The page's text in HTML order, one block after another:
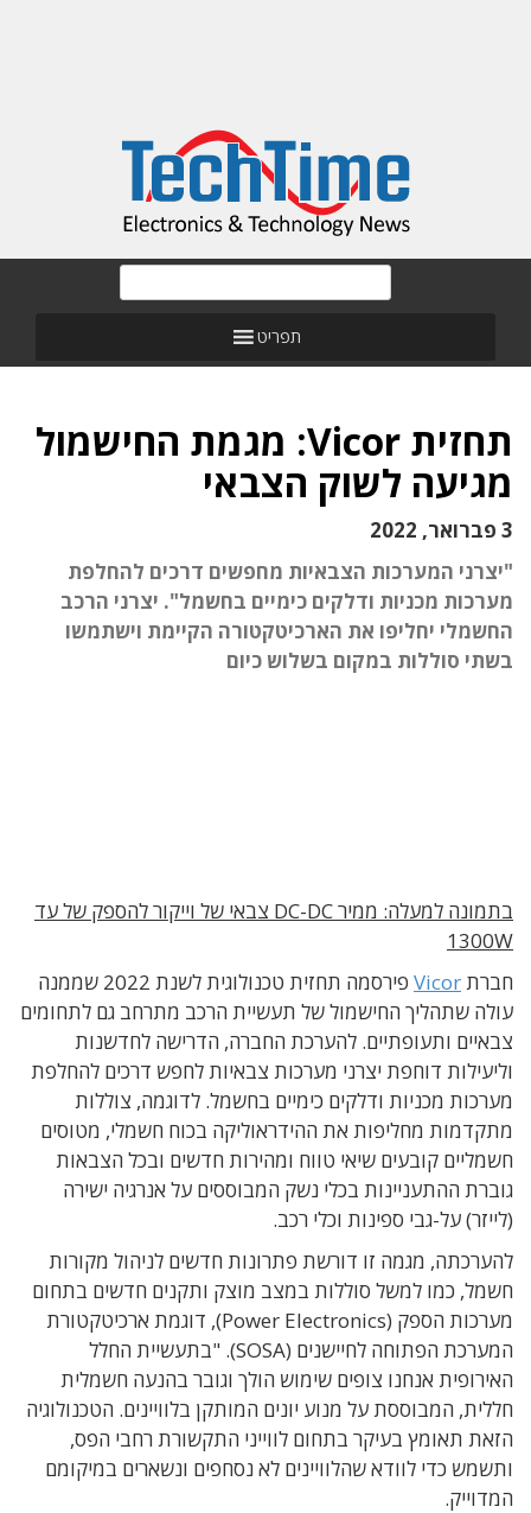
תפריט
תחזית Vicor: מגמת החישמול
מגיעה לשוק הצבאי
3 פברואר, 2022
"יצרני המערכות הצבאיות מחפשים דרכים להחלפת
מערכות מכניות ודלקים כימיים בחשמל". יצרני הרכב
החשמלי יחליפו את הארכיטקטורה הקיימת וישתמשו
בשתי סוללות במקום בשלוש כיום
בתמונה למעלה: ממיר DC-DC צבאי של וייקור להספק של עד
1300W
חברת Vicor
פירסמה תחזית טכנולוגית לשנת 2022 שממנה
עולה שתהליך החישמול של תעשיית הרכב מתרחב גם לתחומים
צבאיים ותעופתיים. להערכת החברה, הדרישה לחדשנות
וליעילות דוחפת יצרני מערכות צבאיות לחפש דרכים להחלפת
מערכות מכניות ודלקים כימיים בחשמל. לדוגמה, צוללות
מתקדמות מחליפות את ההידראוליקה בכוח חשמלי, מטוסים
חשמליים קובעים שיאי טווח ומהירות חדשים ובכל הצבאות
גוברת ההתעניינות בכלי נשק המבוססים על אנרגיה ישירה
(לייזר) על-גבי ספינות וכלי רכב.
להערכתה, מגמה זו דורשת פתרונות חדשים לניהול מקורות
חשמל, כמו למשל סוללות במצב מוצק ותקנים חדשים בתחום
מערכות הספק (Power Electronics), דוגמת ארכיטקטורת
המערכת הפתוחה לחיישנים (SOSA). "בתעשיית החלל
האירופית אנחנו צופים שימוש הולך וגובר בהנעה חשמלית
חללית, המבוססת על מנוע יונים המותקן בלוויינים. הטכנולוגיה
הזאת תאומץ בעיקר בתחום לווייני התקשורת רחבי הפס,
ותשמש כדי לוודא שהלוויינים לא נסחפים ונשארים במיקומם
המדוייק.